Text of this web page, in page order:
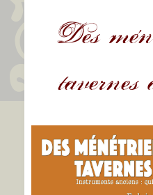
Des
tavernes